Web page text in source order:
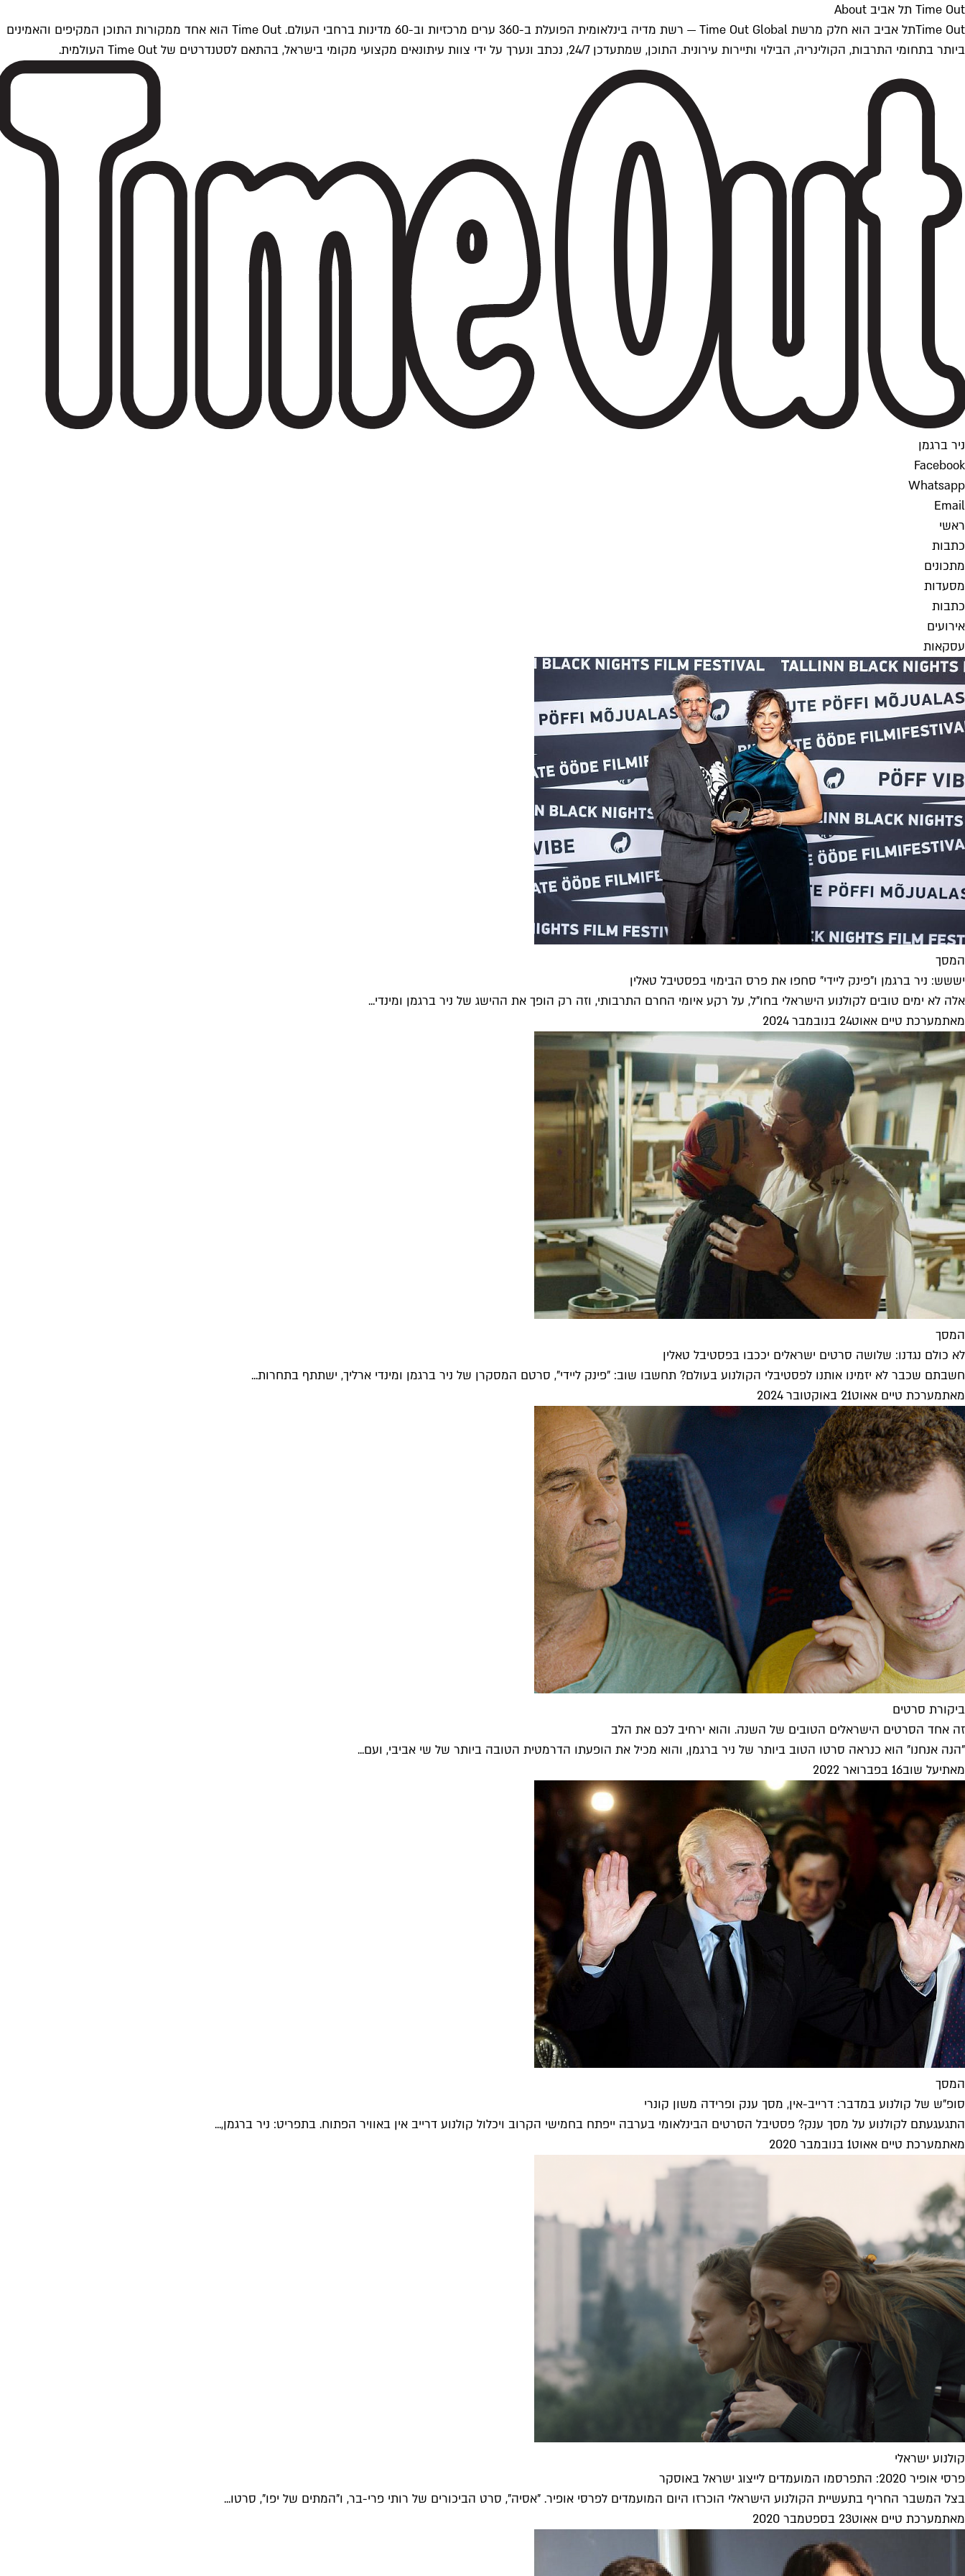
Time Out תל אביב About
Time Outתל אביב הוא חלק מרשת Time Out Global — רשת מדיה בינלאומית הפועלת ב-360 ערים מרכזיות וב-60 מדינות ברחבי העולם. Time Out הוא אחד ממקורות התוכן המקיפים והאמינים
ביותר בתחומי התרבות, הקולינריה, הבילוי ותיירות עירונית. התוכן, שמתעדכן 24/7, נכתב ונערך על ידי צוות עיתונאים מקצועי מקומי בישראל, בהתאם לסטנדרטים של Time Out העולמית.
ניר ברגמן
Facebook
Whatsapp
Email
ראשי
כתבות
מתכונים
מסעדות
כתבות
אירועים
עסקאות
המסך
יששש: ניר ברגמן ו"פינק ליידי" סחפו את פרס הבימוי בפסטיבל טאלין
אלה לא ימים טובים לקולנוע הישראלי בחו"ל, על רקע איומי החרם התרבותי, וזה רק הופך את ההישג של ניר ברגמן ומינדי...
מאתמערכת טיים אאוט24 בנובמבר 2024
המסך
לא כולם נגדנו: שלושה סרטים ישראלים יככבו בפסטיבל טאלין
חשבתם שכבר לא יזמינו אותנו לפסטיבלי הקולנוע בעולם? תחשבו שוב: "פינק ליידי", סרטם המסקרן של ניר ברגמן ומינדי ארליך, ישתתף בתחרות...
מאתמערכת טיים אאוט21 באוקטובר 2024
ביקורת סרטים
זה אחד הסרטים הישראלים הטובים של השנה. והוא ירחיב לכם את הלב
"הנה אנחנו" הוא כנראה סרטו הטוב ביותר של ניר ברגמן, והוא מכיל את הופעתו הדרמטית הטובה ביותר של שי אביבי, ועם...
מאתיעל שוב16 בפברואר 2022
המסך
סופ"ש של קולנוע במדבר: דרייב-אין, מסך ענק ופרידה משון קונרי
התגעגעתם לקולנוע על מסך ענק? פסטיבל הסרטים הבינלאומי בערבה ייפתח בחמישי הקרוב ויכלול קולנוע דרייב אין באוויר הפתוח. בתפריט: ניר ברגמן,...
מאתמערכת טיים אאוט1 בנובמבר 2020
קולנוע ישראלי
פרסי אופיר 2020: התפרסמו המועמדים לייצוג ישראל באוסקר
בצל המשבר החריף בתעשיית הקולנוע הישראלי הוכרזו היום המועמדים לפרסי אופיר. "אסיה", סרט הביכורים של רותי פרי-בר, ו"המתים של יפו", סרטו...
מאתמערכת טיים אאוט23 בספטמבר 2020